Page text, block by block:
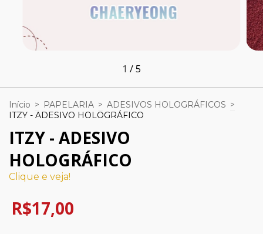
1 /5
Início > PAPELARIA > ADESIVOS HOLOGRÁFICOS >
ITZY - ADESIVO HOLOGRÁFICO
ITZY - ADESIVO
HOLOGRÁFICO
Clique e veja!
R$17,00